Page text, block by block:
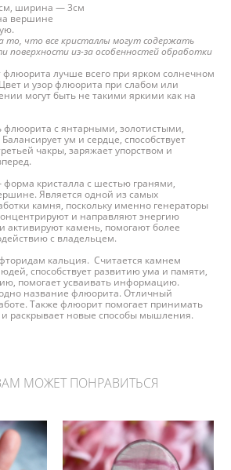
ширина — 3см
вершине
то, что все кристаллы могут содержать
поверхности из-за особенностей обработки
флюорита лучше всего при ярком солнечном
и узор флюорита при слабом или
могут быть не такими яркими как на
флюорита с янтарными, золотистыми,
ум и сердце, способствует
чакры, заряжает упорством и
форма кристалла с шестью гранями,
Является одной из самых
камня, поскольку именно генераторы
и направляют энергию
активируют камень, помогают более
с владельцем.
кальция. Считается камнем
способствует развитию ума и памяти,
помогает усваивать информацию.
название флюорита. Отличный
Также флюорит помогает принимать
раскрывает новые способы мышления.
МОЖЕТ ПОНРАВИТЬСЯ